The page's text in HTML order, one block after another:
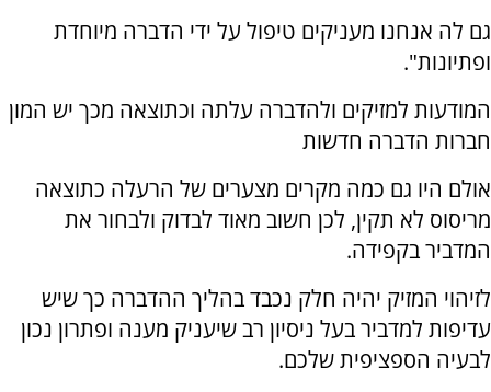
גם לה אנחנו מעניקים טיפול על ידי הדברה מיוחדת
ופתיונות".
המודעות למזיקים ולהדברה עלתה וכתוצאה מכך יש המון
חברות הדברה חדשות
אולם היו גם כמה מקרים מצערים של הרעלה כתוצאה
מריסוס לא תקין, לכן חשוב מאוד לבדוק ולבחור את
המדביר בקפידה.
לזיהוי המזיק יהיה חלק נכבד בהליך ההדברה כך שיש
עדיפות למדביר בעל ניסיון רב שיעניק מענה ופתרון נכון
לבעיה הספציפית שלכם.